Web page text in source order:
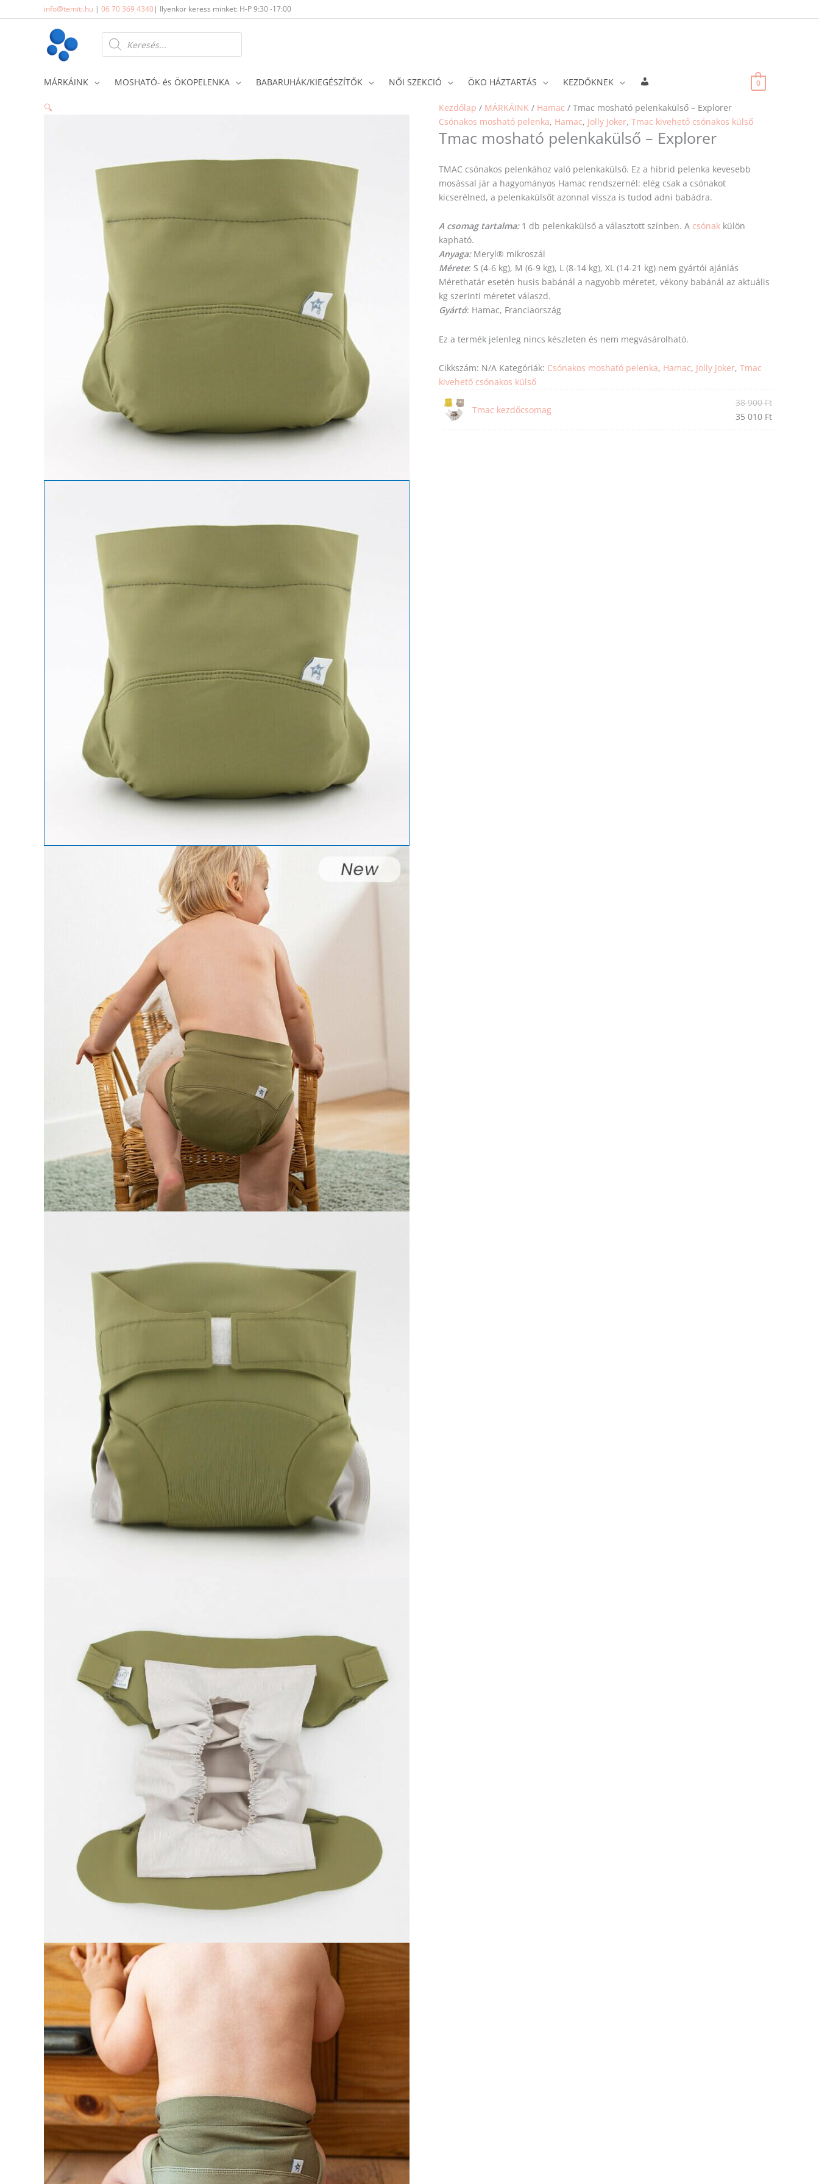
to
info@temiti.hu | 06 70 369 4340| Ilyenkor keress minket: H-P 9:30 -17:00
Products
search
MÁRKÁINK MOSHATÓ- és ÖKOPELENKA BABARUHÁK/KIEGÉSZÍTŐK NŐI SZEKCIÓ ÖKO HÁZTARTÁS KEZDŐKNEK 0
🔍 Kezdőlap / MÁRKÁINK / Hamac / Tmac mosható pelenkakülső – Explorer
Csónakos mosható pelenka, Hamac, Jolly Joker, Tmac kivehető csónakos külső
Tmac mosható pelenkakülső – Explorer
TMAC csónakos pelenkához való pelenkakülső. Ez a hibrid pelenka kevesebb
mosással jár a hagyományos Hamac rendszernél: elég csak a csónakot
kicserélned, a pelenkakülsőt azonnal vissza is tudod adni babádra.
A csomag tartalma:1 db pelenkakülső a választott színben. A csónak külön
kapható.
Anyaga: Meryl® mikroszál
Mérete: S (4-6 kg), M (6-9 kg), L (8-14 kg), XL (14-21 kg) nem gyártói ajánlás
Mérethatár esetén husis babánál a nagyobb méretet, vékony babánál az aktuális
kg szerinti méretet válaszd.
Gyártó: Hamac, Franciaország
Ez a termék jelenleg nincs készleten és nem megvásárolható.
Cikkszám: N/A Kategóriák: Csónakos mosható pelenka, Hamac, Jolly Joker, Tmac
kivehető csónakos külső
Tmac kezdőcsomag
38 900Ft
35 010 Ft